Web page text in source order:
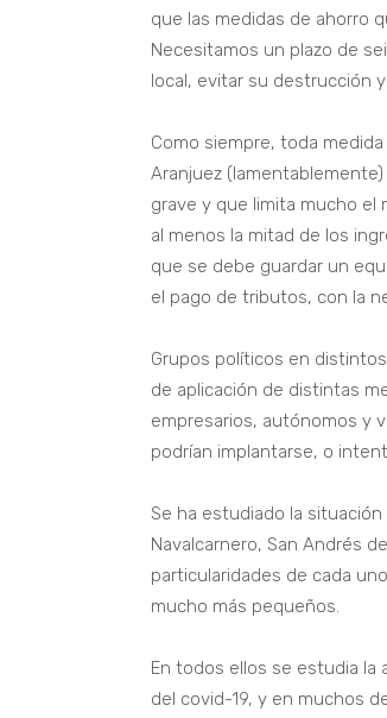
que las medidas de ahorro
Necesitamos un plazo de
local, evitar su destrucción
Como siempre, toda
Aranjuez
grave y que limita mucho el
al menos la mitad de los
que se debe guardar un
el pago de tributos, con la
Grupos políticos en
de aplicación de distintas
empresarios, autónomos y
podrían implantarse, o
Se ha estudiado la
Navalcarnero, San Andrés
particularidades de cada
mucho más pequeños.
En todos ellos se estudia la
del covid-19, y en muchos